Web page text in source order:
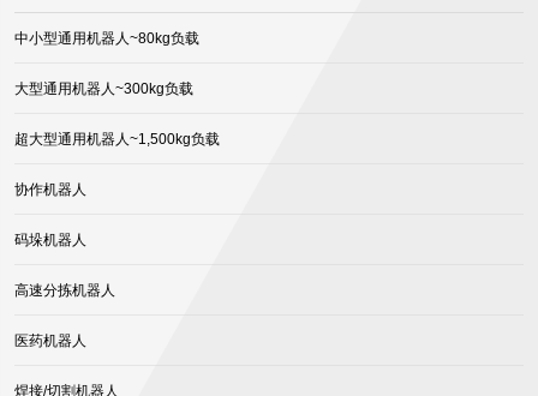
中小型通用机器人~80kg负载
大型通用机器人~300kg负载
超大型通用机器人~1,500kg负载
协作机器人
码垛机器人
高速分拣机器人
医药机器人
焊接/切割机器人